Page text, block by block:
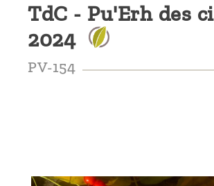
Parmi les
producteurs,
le thé
TdC - Pu'Erh des
2024
PV-154